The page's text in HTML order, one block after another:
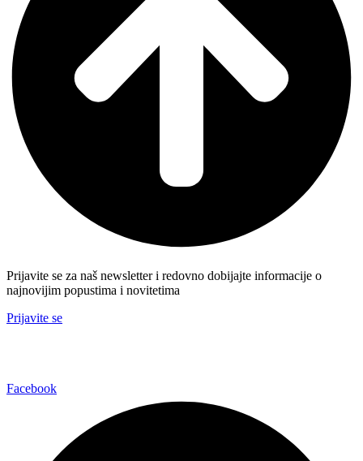
Prijavite se za naš newsletter i redovno dobijajte informacije o
najnovijim popustima i novitetima
Prijavite se
Facebook